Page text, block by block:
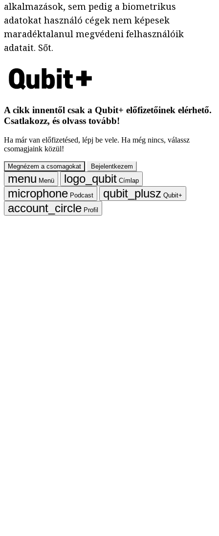
alkalmazások, sem pedig a biometrikus
adatokat használó cégek nem képesek
maradéktalanul megvédeni felhasználóik
adatait. Sőt.
A cikk innentől csak a Qubit+ előfizetőinek elérhető.
Csatlakozz, és olvass tovább!
Ha már van előfizetésed, lépj be vele. Ha még nincs, válassz
csomagjaink közül!
Megnézem a csomagokat
Bejelentkezem
Menü
Címlap
Podcast
Qubit+
Profil